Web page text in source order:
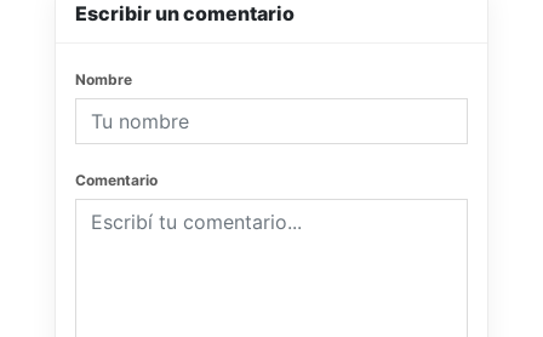
Escribir un comentario
Nombre
Comentario